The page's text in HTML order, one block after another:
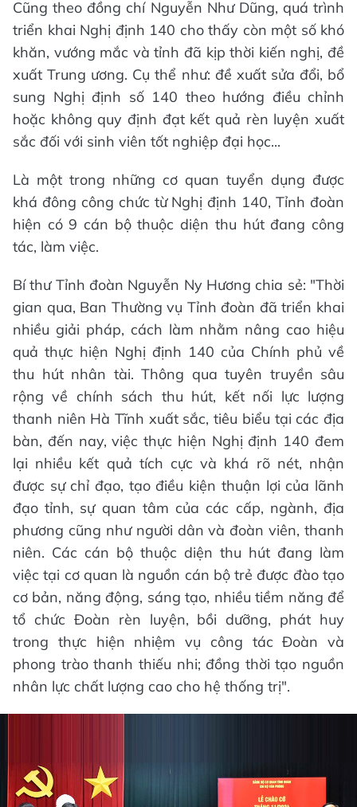
Cũng theo đồng chí Nguyễn Như Dũng, quá trình
triển khai Nghị định 140 cho thấy còn một số khó
khăn, vướng mắc và tỉnh đã kịp thời kiến nghị, đề
xuất Trung ương. Cụ thể như: đề xuất sửa đổi, bổ
sung Nghị định số 140 theo hướng điều chỉnh
hoặc không quy định đạt kết quả rèn luyện xuất
sắc đối với sinh viên tốt nghiệp đại học...
Là một trong những cơ quan tuyển dụng được
khá đông công chức từ Nghị định 140, Tỉnh đoàn
hiện có 9 cán bộ thuộc diện thu hút đang công
tác, làm việc.
Bí thư Tỉnh đoàn Nguyễn Ny Hương chia sẻ: "Thời
gian qua, Ban Thường vụ Tỉnh đoàn đã triển khai
nhiều giải pháp, cách làm nhằm nâng cao hiệu
quả thực hiện Nghị định 140 của Chính phủ về
thu hút nhân tài. Thông qua tuyên truyền sâu
rộng về chính sách thu hút, kết nối lực lượng
thanh niên Hà Tĩnh xuất sắc, tiêu biểu tại các địa
bàn, đến nay, việc thực hiện Nghị định 140 đem
lại nhiều kết quả tích cực và khá rõ nét, nhận
được sự chỉ đạo, tạo điều kiện thuận lợi của lãnh
đạo tỉnh, sự quan tâm của các cấp, ngành, địa
phương cũng như người dân và đoàn viên, thanh
niên. Các cán bộ thuộc diện thu hút đang làm
việc tại cơ quan là nguồn cán bộ trẻ được đào tạo
cơ bản, năng động, sáng tạo, nhiều tiềm năng để
tổ chức Đoàn rèn luyện, bồi dưỡng, phát huy
trong thực hiện nhiệm vụ công tác Đoàn và
phong trào thanh thiếu nhi; đồng thời tạo nguồn
nhân lực chất lượng cao cho hệ thống trị".